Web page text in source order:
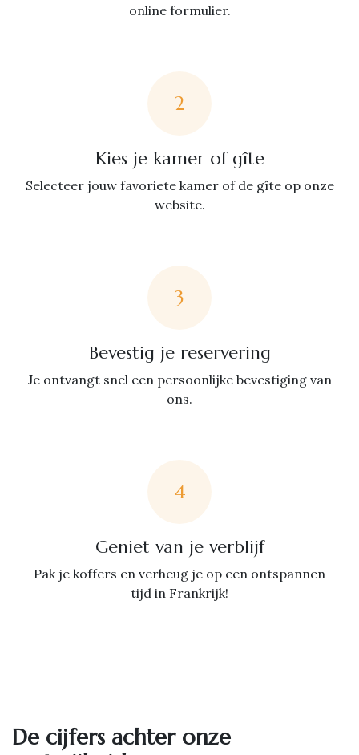
online formulier.
2
Kies je kamer of gîte
Selecteer jouw favoriete kamer of de gîte op onze
website.
3
Bevestig je reservering
Je ontvangt snel een persoonlijke bevestiging van
ons.
4
Geniet van je verblijf
Pak je koffers en verheug je op een ontspannen
tijd in Frankrijk!
De cijfers achter onze